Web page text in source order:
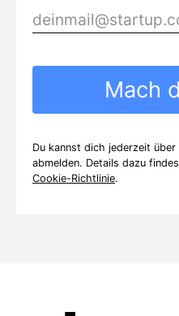
Du kannst dich jederzeit über
abmelden. Details dazu
Cookie-Richtlinie.